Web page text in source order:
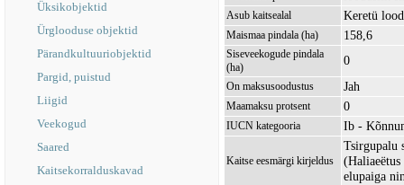
Üksikobjektid
Ürglooduse objektid
Pärandkultuuriobjektid
Pargid, puistud
Liigid
Veekogud
Saared
Kaitsekorralduskavad
Asub kaitsealal Keretü
Maismaa pindala (ha) 158,6
Siseveekogude pindala
(ha)
0
On maksusoodustus Jah
Maamaksu protsent 0
IUCN kategooria Ib -
Kaitse eesmärgi kirjeldus
Tsirgupalu
elupaiga